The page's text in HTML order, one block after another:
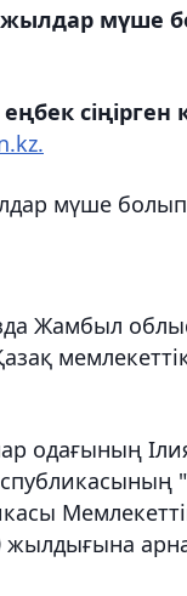
мүше
мүше
Жамбыл
одағының